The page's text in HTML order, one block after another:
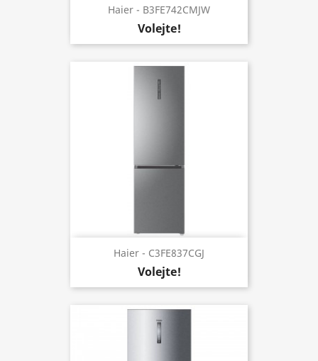
Haier - B3FE742CMJW
Volejte!
Haier - C3FE837CGJ
Volejte!